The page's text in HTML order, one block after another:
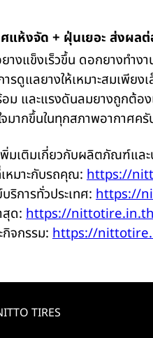
แห้งจัด + ฝุ่นเยอะ ส่งผล
ยางแข็งเร็วขึ้น ดอกยางท
รดูแลยางให้เหมาะสมเพียง
ม และแรงดันลมยางถูกต้อง
มากขึ้นในทุกสภาพอากาศครั
พิ่มเติมเกี่ยวกับผลิตภัณฑ์แล
หมาะกับรถคุณ: https://
ริการทั่วประเทศ: https://
สุด: https://
จกรรม: https://